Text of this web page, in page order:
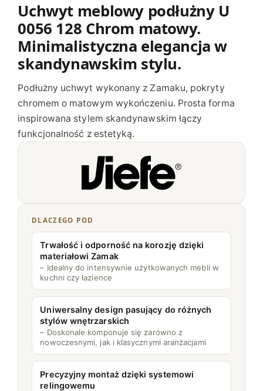
P
O
D
Ł
U
Ż
N
Y
U
0
1
Uchwyt meblowy podłużny U
0056 128 Chrom matowy.
Minimalistyczna elegancja w
skandynawskim stylu.
Podłużny uchwyt wykonany z Zamaku, pokryty
chromem o matowym wykończeniu. Prosta forma
inspirowana stylem skandynawskim łączy
funkcjonalność z estetyką.
DLACZEGO POD
Trwałość i odporność na korozję dzięki
materiałowi Zamak
– Idealny do intensywnie użytkowanych mebli w
kuchni czy łazience
Uniwersalny design pasujący do różnych
stylów wnętrzarskich
– Doskonale komponuje się zarówno z
nowoczesnymi, jak i klasycznymi aranżacjami
Precyzyjny montaż dzięki systemowi
relingowemu